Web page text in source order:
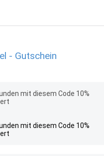
- Gutschein
mit diesem Code 10%
mit diesem Code 10%